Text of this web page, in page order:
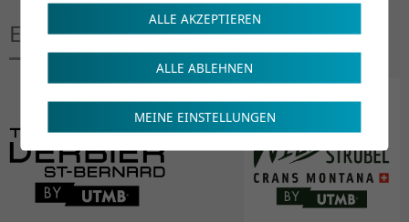
En partenariat avec
ALLE AKZEPTIEREN
ALLE ABLEHNEN
MEINE EINSTELLUNGEN